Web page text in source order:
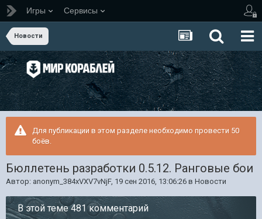
Игры Сервисы
Новости
Для публикации в этом разделе необходимо провести 50
боёв.
Бюллетень разработки 0.5.12. Ранговые бои
Автор: anonym_384xVXV7vNjF, 19 сен 2016, 13:06:26 в Новости
В этой теме 481 комментарий